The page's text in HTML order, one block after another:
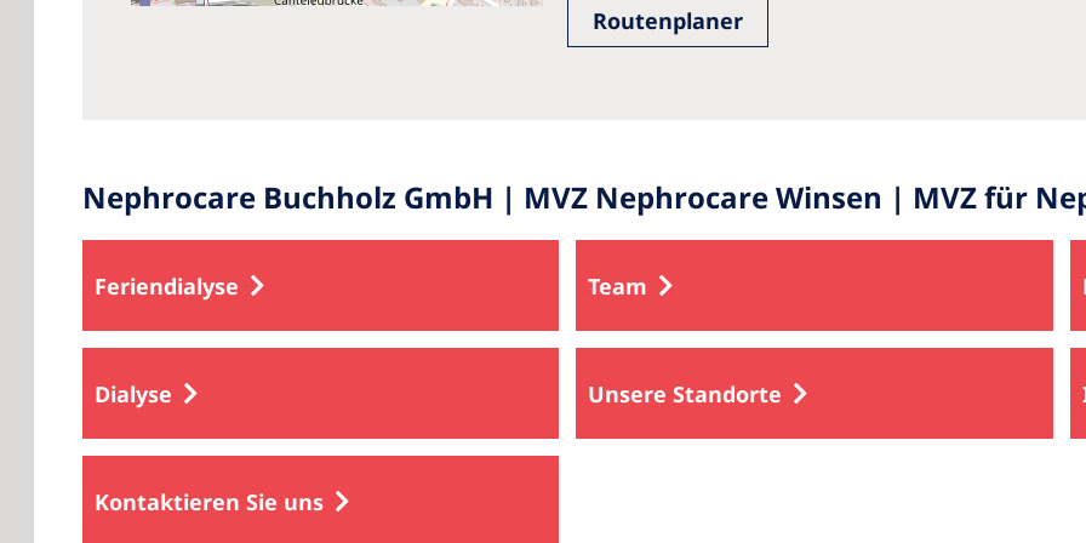
Routenplaner
Nephrocare Buchholz GmbH | MVZ Nephrocare Winsen | MVZ für
Feriendialyse Team
Dialyse Unsere Standorte
Kontaktieren Sie uns